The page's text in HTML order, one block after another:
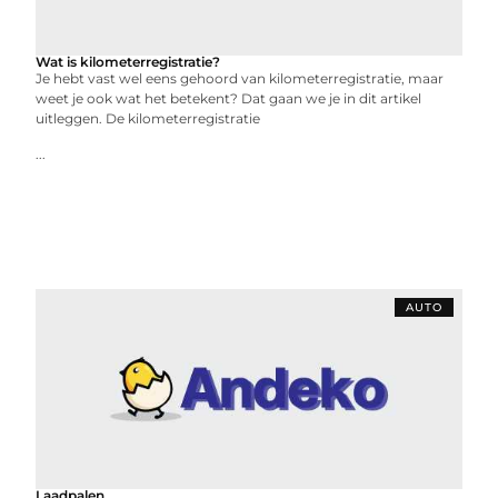
Wat is kilometerregistratie?
Je hebt vast wel eens gehoord van kilometerregistratie, maar
weet je ook wat het betekent? Dat gaan we je in dit artikel
uitleggen. De kilometerregistratie
...
AUTO